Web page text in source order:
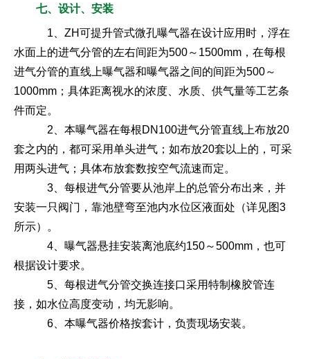
七、设计、安装
1、ZH可提升管式微孔曝气器在设计应用时，浮在
水面上的进气分管的左右间距为500～1500mm，在每根
进气分管的直线上曝气器和曝气器之间的间距为500～
1000mm；具体距离视水的浓度、水质、供气量等工艺条
件而定。
2、本曝气器在每根DN100进气分管直线上布放20
套之内的，都可采用单头进气；如布放20套以上的，可采
用两头进气；具体布放套数按空气流速而定。
3、每根进气分管要从池岸上的总管分布出来，并
安装一只阀门，靠池壁弯至池内水位区液面处（详见图3
所示）。
4、曝气器悬挂安装离池底约150～500mm，也可
根据设计要求。
5、每根进气分管交换连接口采用特制橡胶管连
接，如水位高度变动，均无影响。
6、本曝气器价格按套计，负责现场安装。